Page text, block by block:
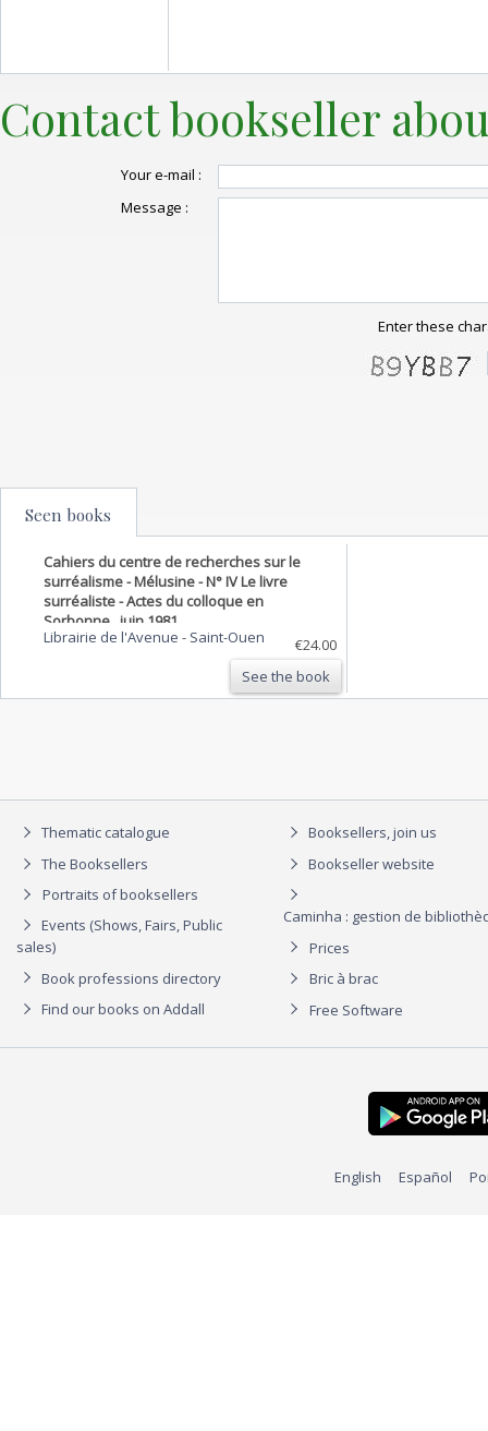
Contact bookseller
Your e-mail :
Message :
Enter these
Seen books
Cahiers du centre de recherches sur le
surréalisme - Mélusine - N° IV Le livre
surréaliste - Actes du colloque en
Sorbonne , juin 1981
Librairie de l'Avenue - Saint-Ouen
€24.00
See the book
Thematic catalogue
The Booksellers
Portraits of booksellers
Events (Shows, Fairs, Public
sales)
Book professions directory
Find our books on Addall
Booksellers, join us
Bookseller website
Caminha : gestion de
Prices
Bric à brac
Free Software
English Español